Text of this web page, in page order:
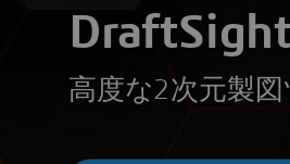
高度な2次元製